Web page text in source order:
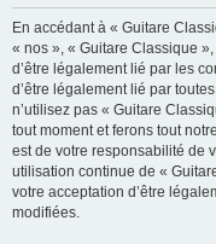
En accédant à « Guitare
« nos », « Guitare Classique
d’être légalement lié par les
d’être légalement lié par
n’utilisez pas « Guitare
tout moment et ferons tout
est de votre responsabilité de
utilisation continue de «
votre acceptation d’être
modifiées.